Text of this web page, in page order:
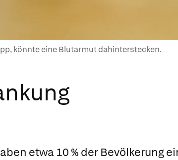
könnte eine Blutarmut dahinterstecken.
etwa 10 % der Bevölkerung